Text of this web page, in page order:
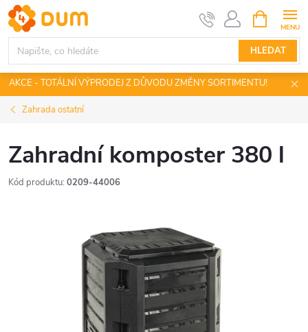
Přejít
na
obsah
HLEDAT
NÁKUPNÍ
KOŠÍK
AKCE - TOTÁLNÍ VÝPRODEJ Z DŮVODU ZMĚNY SORTIMENTU!
Zahrada ostatní
Zahradní komposter 380 l
Kód produktu: 0209-44006